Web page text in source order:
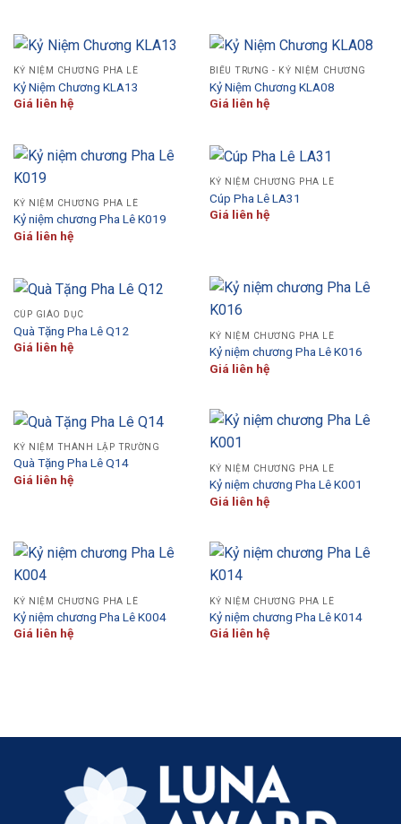
KỶ NIỆM CHƯƠNG PHA LÊ
Kỷ Niệm Chương KLA13
Giá liên hệ
BIỂU TRƯNG - KỶ NIỆM CHƯƠNG
Kỷ Niệm Chương KLA08
Giá liên hệ
KỶ NIỆM CHƯƠNG PHA LÊ
Kỷ niệm chương Pha Lê K019
Giá liên hệ
KỶ NIỆM CHƯƠNG PHA LÊ
Cúp Pha Lê LA31
Giá liên hệ
CÚP GIÁO DỤC
Quà Tặng Pha Lê Q12
Giá liên hệ
KỶ NIỆM CHƯƠNG PHA LÊ
Kỷ niệm chương Pha Lê K016
Giá liên hệ
KỶ NIỆM THÀNH LẬP TRƯỜNG
Quà Tặng Pha Lê Q14
Giá liên hệ
KỶ NIỆM CHƯƠNG PHA LÊ
Kỷ niệm chương Pha Lê K001
Giá liên hệ
KỶ NIỆM CHƯƠNG PHA LÊ
Kỷ niệm chương Pha Lê K004
Giá liên hệ
KỶ NIỆM CHƯƠNG PHA LÊ
Kỷ niệm chương Pha Lê K014
Giá liên hệ